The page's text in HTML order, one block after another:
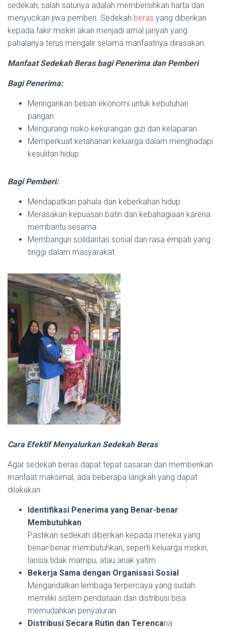
sedekah, salah satunya adalah membersihkan harta dan
menyucikan jiwa pemberi. Sedekah beras yang diberikan
kepada fakir miskin akan menjadi amal jariyah yang
pahalanya terus mengalir selama manfaatnya dirasakan.
Manfaat Sedekah Beras bagi Penerima dan Pemberi
Bagi Penerima:
Meringankan beban ekonomi untuk kebutuhan
pangan.
Mengurangi risiko kekurangan gizi dan kelaparan.
Memperkuat ketahanan keluarga dalam menghadapi
kesulitan hidup.
Bagi Pemberi:
Mendapatkan pahala dan keberkahan hidup.
Merasakan kepuasan batin dan kebahagiaan karena
membantu sesama.
Membangun solidaritas sosial dan rasa empati yang
tinggi dalam masyarakat.
Cara Efektif Menyalurkan Sedekah Beras
Agar sedekah beras dapat tepat sasaran dan memberikan
manfaat maksimal, ada beberapa langkah yang dapat
dilakukan:
Identifikasi Penerima yang Benar-benar
Membutuhkan
Pastikan sedekah diberikan kepada mereka yang
benar-benar membutuhkan, seperti keluarga miskin,
lansia tidak mampu, atau anak yatim.
Bekerja Sama dengan Organisasi Sosial
Mengandalkan lembaga terpercaya yang sudah
memiliki sistem pendataan dan distribusi bisa
memudahkan penyaluran.
Distribusi Secara Rutin dan Terencana